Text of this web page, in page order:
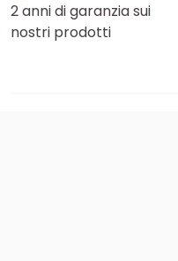
2 anni di garanzia sui
nostri prodotti